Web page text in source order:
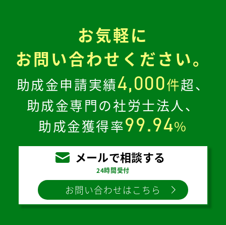
お気軽に
お問い合わせください。
助成金申請実績4,000件超、
助成金専門の社労士法人、
助成金獲得率99.94%
メールで相談する
24時間受付
お問い合わせはこちら